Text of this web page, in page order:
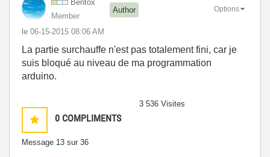
Bentox
Member
Author
le ‎06-15-2015 08:06 AM
Options
La partie surchauffe n'est pas totalement fini, car je
suis bloqué au niveau de ma programmation
arduino.
0 COMPLIMENTS
Message 13 sur 36
3 536 Visites